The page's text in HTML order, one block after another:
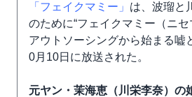
「フェイクマミー」 は、波瑠と
のために“フェイクマミー（ニ
アウトソーシングから始まる嘘
0月10日に放送された。
元ヤン・茉海恵（川栄李奈）の